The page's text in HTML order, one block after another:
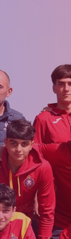
2009
2010
2011-1
2011-2
2012-1
2012-2